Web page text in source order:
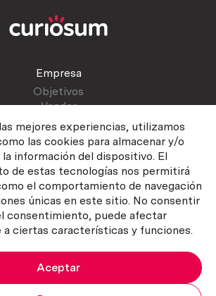
mejores experiencias, utilizamos
las cookies para almacenar y/o
la información del dispositivo. El
de estas tecnologías nos permitirá
el comportamiento de navegación
únicas en este sitio. No consentir
consentimiento, puede afectar
a ciertas características y funciones.
Aceptar
Empresa
Objetivos
Vender
Atención al cliente
Contactar
Manual del vendedor
Política de Cookies